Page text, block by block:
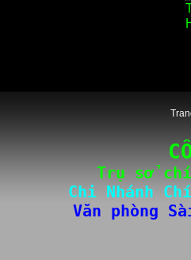
Trụ sở
Chi Nhánh
Văn phòng